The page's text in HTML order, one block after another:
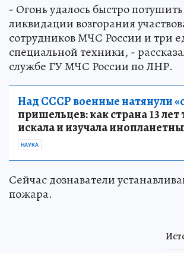
- Огонь удалось быстро
ликвидации возгорания
сотрудников МЧС России и три
специальной техники, -
службе ГУ МЧС России по ЛНР.
Над СССР военные натянули
пришельцев: как страна 13 лет
искала и изучала
НАУКА
Сейчас дознаватели
пожара.